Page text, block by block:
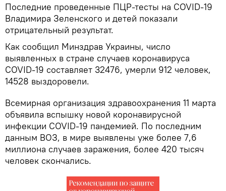
Последние проведенные ПЦР-тесты на COVID-19
Владимира Зеленского и детей показали
отрицательный результат.
Как сообщил Минздрав Украины, число
выявленных в стране случаев коронавируса
COVID-19 составляет 32476, умерли 912 человек,
14528 выздоровели.
Всемирная организация здравоохранения 11 марта
объявила вспышку новой коронавирусной
инфекции COVID-19 пандемией. По последним
данным ВОЗ, в мире выявлены уже более 7,6
миллиона случаев заражения, более 420 тысяч
человек скончались.